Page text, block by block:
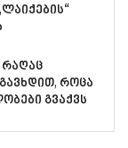
როცა
გვაქვს